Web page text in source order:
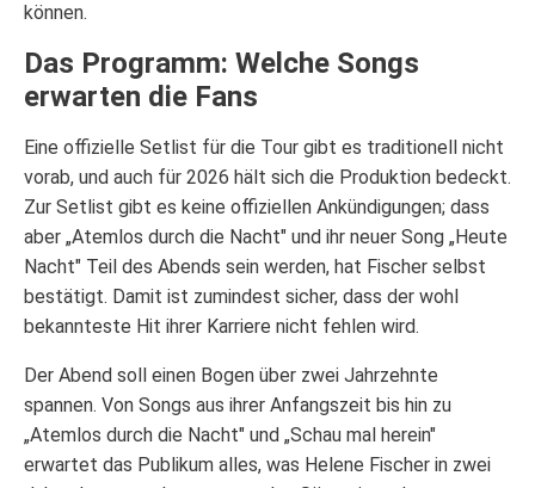
können.
Das Programm: Welche Songs
erwarten die Fans
Eine offizielle Setlist für die Tour gibt es traditionell nicht
vorab, und auch für 2026 hält sich die Produktion bedeckt.
Zur Setlist gibt es keine offiziellen Ankündigungen; dass
aber „Atemlos durch die Nacht" und ihr neuer Song „Heute
Nacht" Teil des Abends sein werden, hat Fischer selbst
bestätigt. Damit ist zumindest sicher, dass der wohl
bekannteste Hit ihrer Karriere nicht fehlen wird.
Der Abend soll einen Bogen über zwei Jahrzehnte
spannen. Von Songs aus ihrer Anfangszeit bis hin zu
„Atemlos durch die Nacht" und „Schau mal herein"
erwartet das Publikum alles, was Helene Fischer in zwei